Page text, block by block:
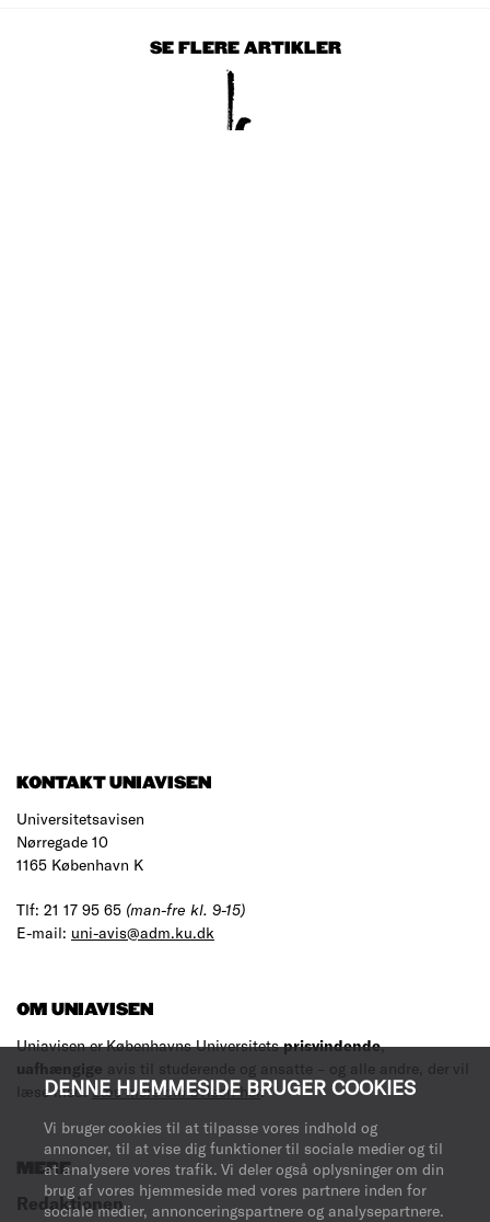
DENNE HJEMMESIDE BRUGER COOKIES
Vi bruger cookies til at tilpasse vores indhold og
annoncer, til at vise dig funktioner til sociale medier og til
at analysere vores trafik. Vi deler også oplysninger om din
brug af vores hjemmeside med vores partnere inden for
sociale medier, annonceringspartnere og analysepartnere.
SE FLERE ARTIKLER
KONTAKT UNIAVISEN
Universitetsavisen
Nørregade 10
1165 København K
Tlf: 21 17 95 65 (man-fre kl. 9-15)
E-mail: uni-avis@adm.ku.dk
OM UNIAVISEN
Uniavisen er Københavns Universitetsprisvindende,
uafhængige avis til studerende og ansatte – og alle andre, der vil
læse med.Læs mere om avisen her.
MERE
Redaktionen